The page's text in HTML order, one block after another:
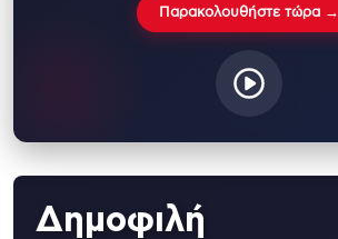
Παρακολουθήστε τώρα →
Δημοφιλή